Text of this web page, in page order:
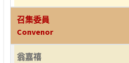
召集委員
Convenor
翁嘉禧